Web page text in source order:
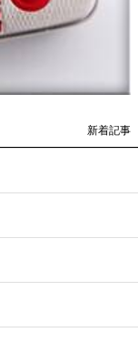
新着記事